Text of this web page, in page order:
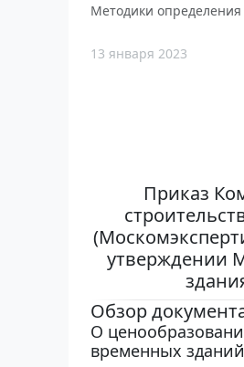
Методики
13 января 2023
Приказ
утверждении
Обзор
О
временных